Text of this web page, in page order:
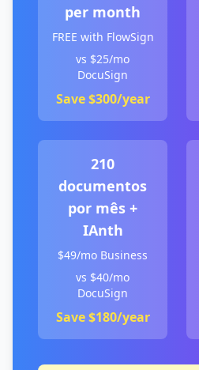
per month
FREE with FlowSign
vs $25/mo
DocuSign
Save $300/year
210
documentos
por mês +
IAnth
$49/mo Business
vs $40/mo
DocuSign
Save $180/year